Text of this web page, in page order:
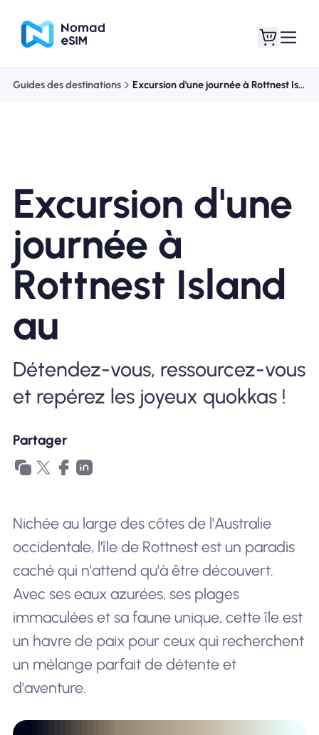
Forfaits
À propos de l'eSIM
Utiliser une eSIM
Pour le business
Guides des destinations Excursion d'une journée à Rottnest Island au
Excursion d'une
journée à
Rottnest Island
au
Détendez-vous, ressourcez-vous
et repérez les joyeux quokkas !
Partager
Nichée au large des côtes de l'Australie
occidentale, l'île de Rottnest est un paradis
caché qui n'attend qu'à être découvert.
Avec ses eaux azurées, ses plages
immaculées et sa faune unique, cette île est
un havre de paix pour ceux qui recherchent
un mélange parfait de détente et
d'aventure.